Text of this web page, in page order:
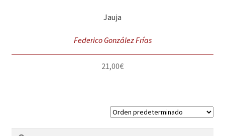
Jauja
Federico González Frías
21,00€
Buscar: